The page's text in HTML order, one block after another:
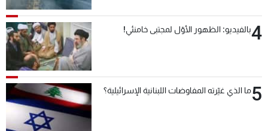
4بالفيديو: الظهور الأوّل لمجتبى خامنئي!
5ما الذي غيّرته المفاوضات اللبنانية الإسرائيلية؟